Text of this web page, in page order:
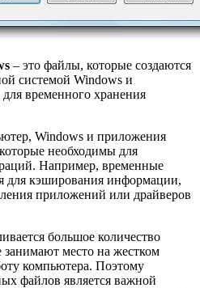
– это файлы, которые создаются
системой Windows и
временного хранения
Windows и приложения
необходимы для
Например, временные
для кэширования информации,
приложений или драйверов
большое количество
место на жестком
компьютера. Поэтому
файлов является важной